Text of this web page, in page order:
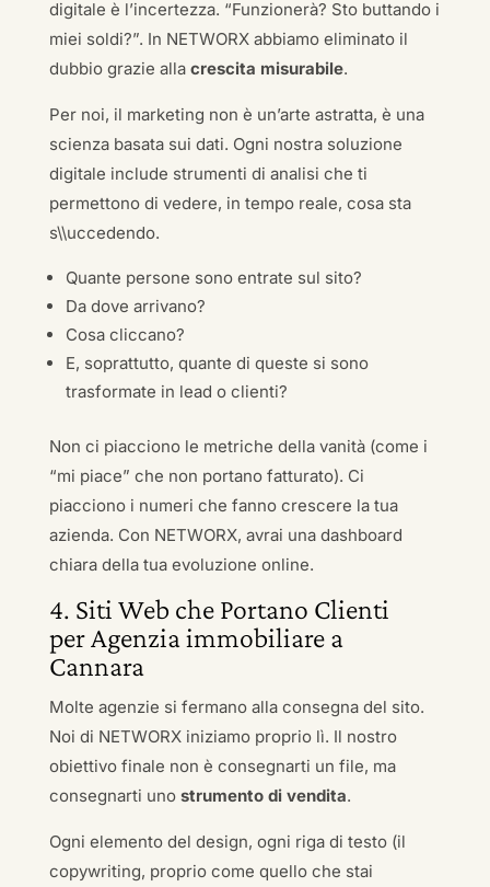
digitale è l’incertezza. “Funzionerà? Sto buttando i
miei soldi?”. In NETWORX abbiamo eliminato il
dubbio grazie alla crescita misurabile.
Per noi, il marketing non è un’arte astratta, è una
scienza basata sui dati. Ogni nostra soluzione
digitale include strumenti di analisi che ti
permettono di vedere, in tempo reale, cosa sta
s\\uccedendo.
Quante persone sono entrate sul sito?
Da dove arrivano?
Cosa cliccano?
E, soprattutto, quante di queste si sono
trasformate in lead o clienti?
Non ci piacciono le metriche della vanità (come i
“mi piace” che non portano fatturato). Ci
piacciono i numeri che fanno crescere la tua
azienda. Con NETWORX, avrai una dashboard
chiara della tua evoluzione online.
4. Siti Web che Portano Clienti
per Agenzia immobiliare a
Cannara
Molte agenzie si fermano alla consegna del sito.
Noi di NETWORX iniziamo proprio lì. Il nostro
obiettivo finale non è consegnarti un file, ma
consegnarti uno strumento di vendita.
Ogni elemento del design, ogni riga di testo (il
copywriting, proprio come quello che stai